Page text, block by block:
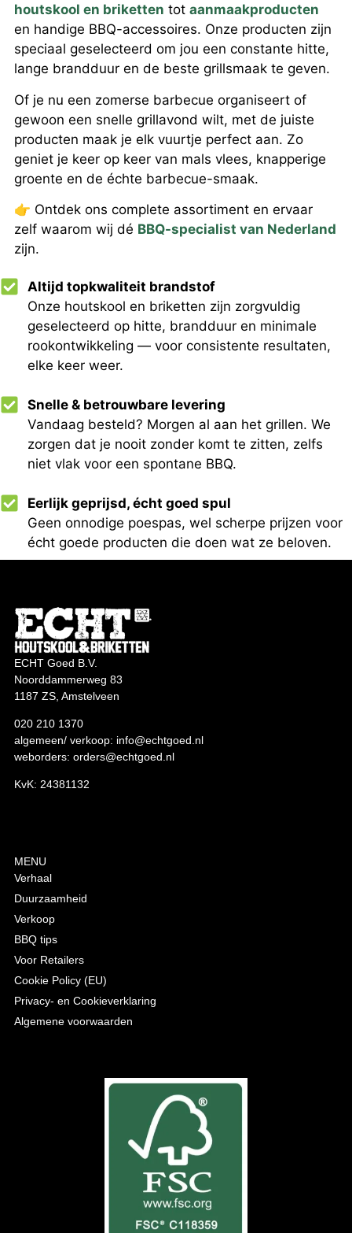
Altijd topkwaliteit brandstof
Onze houtskool en briketten zijn zorgvuldig
geselecteerd op hitte, brandduur en minimale
rookontwikkeling — voor consistente resultaten,
elke keer weer.
Snelle & betrouwbare levering
Vandaag besteld? Morgen al aan het grillen. We
zorgen dat je nooit zonder komt te zitten, zelfs
niet vlak voor een spontane BBQ.
Eerlijk geprijsd, écht goed spul
Geen onnodige poespas, wel scherpe prijzen voor
écht goede producten die doen wat ze beloven.
houtskool en briketten tot aanmaakproducten
en handige BBQ-accessoires. Onze producten zijn
speciaal geselecteerd om jou een constante hitte,
lange brandduur en de beste grillsmaak te geven.
Of je nu een zomerse barbecue organiseert of
gewoon een snelle grillavond wilt, met de juiste
producten maak je elk vuurtje perfect aan. Zo
geniet je keer op keer van mals vlees, knapperige
groente en de échte barbecue-smaak.
👉 Ontdek ons complete assortiment en ervaar
zelf waarom wij dé BBQ-specialist van Nederland
zijn.
ECHT Goed B.V.
Noorddammerweg 83
1187 ZS, Amstelveen
020 210 1370
algemeen/ verkoop: info@echtgoed.nl
weborders: orders@echtgoed.nl
KvK: 24381132
MENU
Verhaal
Duurzaamheid
Verkoop
BBQ tips
Voor Retailers
Cookie Policy (EU)
Privacy- en Cookieverklaring
Algemene voorwaarden